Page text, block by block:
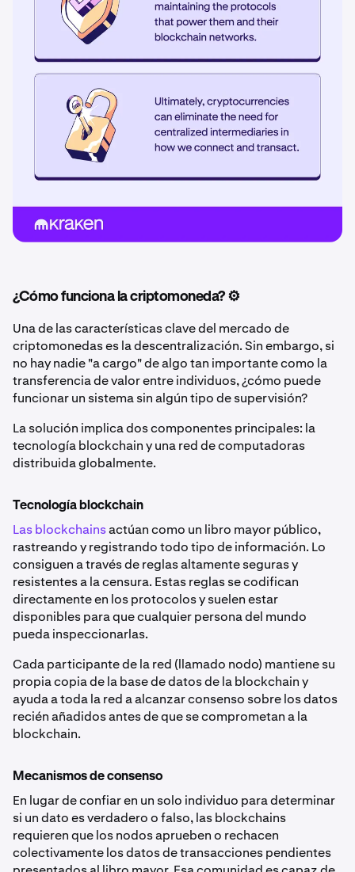
¿Cómo funciona la criptomoneda? ⚙️
Una de las características clave del mercado de
criptomonedas es la descentralización. Sin embargo, si
no hay nadie "a cargo" de algo tan importante como la
transferencia de valor entre individuos, ¿cómo puede
funcionar un sistema sin algún tipo de supervisión?
La solución implica dos componentes principales: la
tecnología blockchain y una red de computadoras
distribuida globalmente.
Tecnología blockchain
Las blockchainsactúan como un libro mayor público,
rastreando y registrando todo tipo de información. Lo
consiguen a través de reglas altamente seguras y
resistentes a la censura. Estas reglas se codifican
directamente en los protocolos y suelen estar
disponibles para que cualquier persona del mundo
pueda inspeccionarlas.
Cada participante de la red (llamado nodo) mantiene su
propia copia de la base de datos de la blockchain y
ayuda a toda la red a alcanzar consenso sobre los datos
recién añadidos antes de que se comprometan a la
blockchain.
Mecanismos de consenso
En lugar de confiar en un solo individuo para determinar
si un dato es verdadero o falso, las blockchains
requieren que los nodos aprueben o rechacen
colectivamente los datos de transacciones pendientes